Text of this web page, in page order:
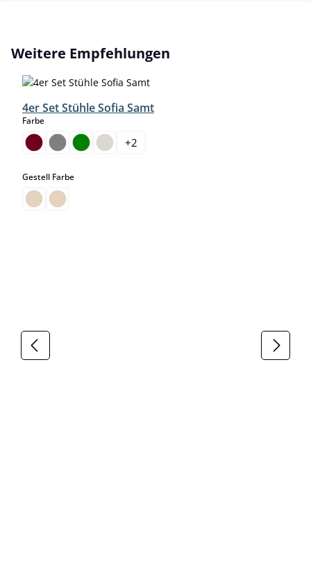
Produktgalerie überspringen
Weitere Empfehlungen
4er Set Stühle Sofia Samt
Farbeauswählen
+2
Gestell Farbeauswählen